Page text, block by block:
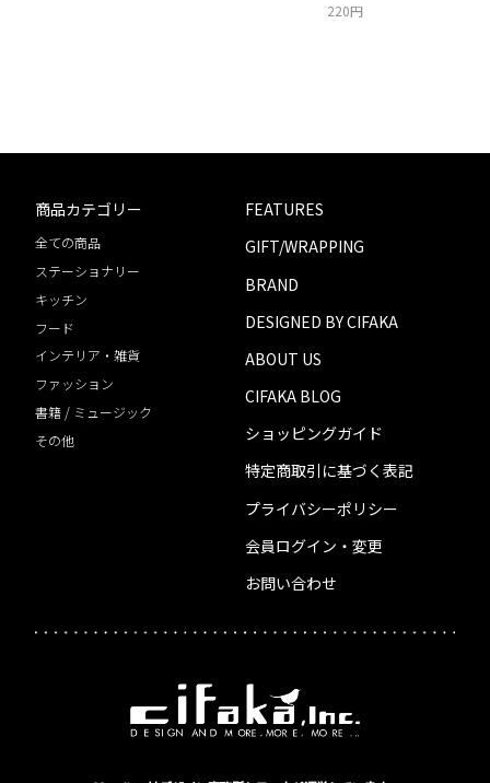
220円
商品カテゴリー
全ての商品
ステーショナリー
キッチン
フード
インテリア・雑貨
ファッション
書籍 / ミュージック
その他
FEATURES
GIFT/WRAPPING
BRAND
DESIGNED BY CIFAKA
ABOUT US
CIFAKA BLOG
ショッピングガイド
特定商取引に基づく表記
プライバシーポリシー
会員ログイン・変更
お問い合わせ